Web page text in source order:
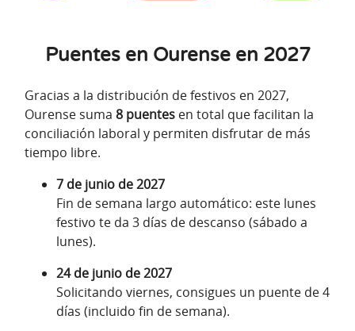
Puentes en Ourense en 2027
Gracias a la distribución de festivos en 2027,
Ourense suma 8 puentes en total que facilitan la
conciliación laboral y permiten disfrutar de más
tiempo libre.
7 de junio de 2027
Fin de semana largo automático: este lunes
festivo te da 3 días de descanso (sábado a
lunes).
24 de junio de 2027
Solicitando viernes, consigues un puente de 4
días (incluido fin de semana).